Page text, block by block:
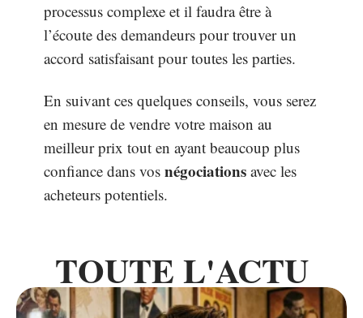
processus complexe et il faudra être à
l’écoute des demandeurs pour trouver un
accord satisfaisant pour toutes les parties.
En suivant ces quelques conseils, vous serez
en mesure de vendre votre maison au
meilleur prix tout en ayant beaucoup plus
confiance dans vos négociations avec les
acheteurs potentiels.
TOUTE L'ACTU